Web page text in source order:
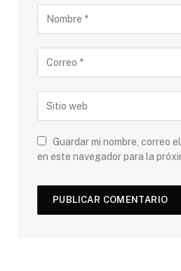
Guardar mi nombre, correo
en este navegador para la